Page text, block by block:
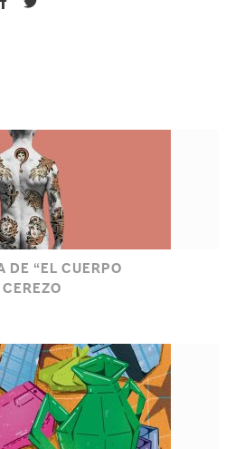
DE “EL CUERPO